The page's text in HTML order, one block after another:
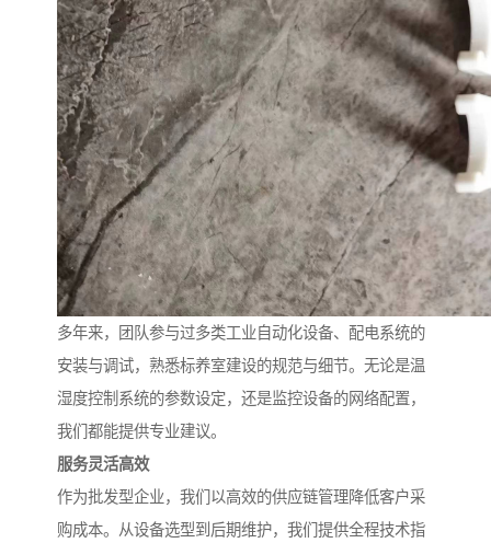
多年来，团队参与过多类工业自动化设备、配电系统的
安装与调试，熟悉标养室建设的规范与细节。无论是温
湿度控制系统的参数设定，还是监控设备的网络配置，
我们都能提供专业建议。
服务灵活高效
作为批发型企业，我们以高效的供应链管理降低客户采
购成本。从设备选型到后期维护，我们提供全程技术指